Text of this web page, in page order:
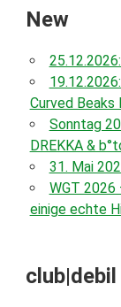
New
Curved
Sonntag
DREKKA &
31. Mai
WGT 2026
einige echte
club|debil